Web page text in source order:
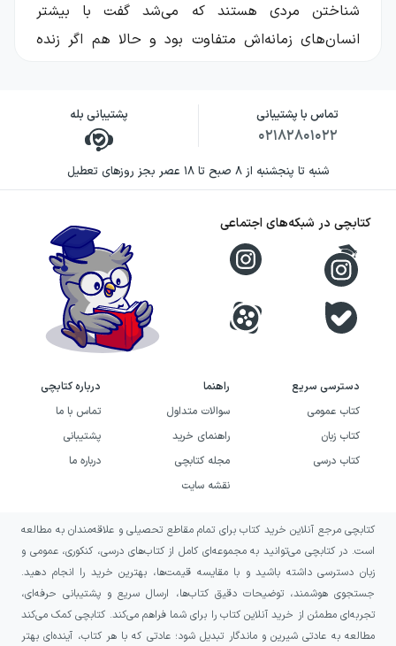
شناختن مردی هستند که می‌شد گفت با بیشتر
انسان‌های زمانه‌اش متفاوت بود و حالا هم اگر زنده
حضور در کتاب‌های آموزشی در دوره‌های متوسطه و
دانشگاه، نیازی به معرفی ندارد. کتاب‌های او یکی از
پرخواننده‌ترین آثار ایران معاصر را تشکیل می‌دهند و
نسخه‌ای از نوشته‌های شریعتی را در قفسهٔ کتاب‌هایش
نداشته باشد. شهرت شریعتی بیشتر از آن‌که مدیون
تبحّر و روشن‌نگری او باشد، از شخصیت مبارز و
ایده‌های چالش‌برانگیز او نشأت می‌گیرد. به این ترتیب
شریعتی را می‌توانیم مردی از قماش نویسندگان دههٔ
۱۳۳۰، ۴۰ و ۵۰ ایران بدانیم که در تحولات فرهنگیِ
منجر به انقلاب اسلامی در بهمن ۵۷ به طور مستقیم
پویش می‌کردند. اما نباید بگذاریم شناختاجتماعی
سیاسیما نسبت به دکتر شریعتی، که از اندیشهٔ
اسلام‌گرای نوین او قوّت می‌گیرد، پرده‌ای در مقابل نگاه
ما به نگرش‌های فردی، فلسفی و انسانی او شود. حتی
زمانی که افکار او را شناخته باشیم و اصلاح‌طلبی او را
در مسیر مشخصی ببینیم، به نوشته‌هایش که رجوع
می‌کنیم انگار وارد جهانی دیگر شده‌ایم. برهوتی از
تنهاییِ نامتناهی و دغدغه‌هایی که تا مغز استخوان یک
تماس با پشتیبانی
۰۲۱۸۲۸۰۱۰۲۲
پشتیبانی بله
شنبه تا پنجشنبه از ۸ صبح تا ۱۸ عصر بجز روزهای تعطیل
دسترسی سریع
کتاب عمومی
کتاب زبان
کتاب درسی
راهنما
سوالات متداول
راهنمای خرید
مجله کتابچی
نقشه سایت
درباره کتابچی
تماس با ما
پشتیبانی
درباره ما
کتابچی در شبکه‌های اجتماعی
کتابچی مرجع آنلاین خرید کتاب برای تمام مقاطع تحصیلی و علاقه‌مندان به مطالعه
است. در کتابچی می‌توانید به مجموعه‌ای کامل از کتاب‌های درسی، کنکوری، عمومی و
زبان دسترسی داشته باشید و با مقایسه قیمت‌ها، بهترین خرید را انجام دهید.
جستجوی هوشمند، توضیحات دقیق کتاب‌ها، ارسال سریع و پشتیبانی حرفه‌ای،
تجربه‌ای مطمئن از خرید آنلاین کتاب را برای شما فراهم می‌کند. کتابچی کمک می‌کند
مطالعه به عادتی شیرین و ماندگار تبدیل شود؛ عادتی که با هر کتاب، آینده‌ای بهتر